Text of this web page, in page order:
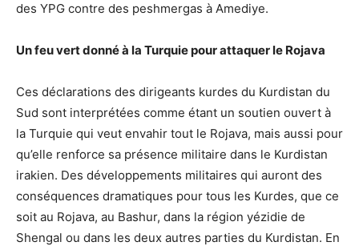
des YPG contre des peshmergas à Amediye.
Un feu vert donné à la Turquie pour attaquer le Rojava
Ces déclarations des dirigeants kurdes du Kurdistan du
Sud sont interprétées comme étant un soutien ouvert à
la Turquie qui veut envahir tout le Rojava, mais aussi pour
qu’elle renforce sa présence militaire dans le Kurdistan
irakien. Des développements militaires qui auront des
conséquences dramatiques pour tous les Kurdes, que ce
soit au Rojava, au Bashur, dans la région yézidie de
Shengal ou dans les deux autres parties du Kurdistan. En